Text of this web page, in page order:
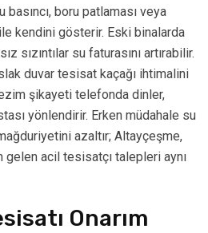
basıncı, boru patlaması veya
kendini gösterir. Eski binalarda
sızıntılar su faturasını artırabilir.
duvar tesisat kaçağı ihtimalini
şikayeti telefonda dinler,
yönlendirir. Erken müdahale su
azaltır; Altayçeşme,
gelen acil tesisatçı talepleri aynı
Onarım